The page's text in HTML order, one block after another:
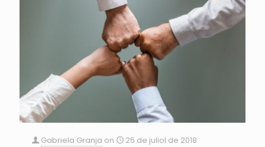
Gabriela Granja on
25 de juliol de 2018